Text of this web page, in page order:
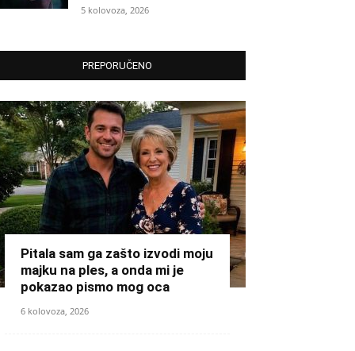
5 kolovoza, 2026
PREPORUČENO
Pitala sam ga zašto izvodi moju
majku na ples, a onda mi je
pokazao pismo mog oca
6 kolovoza, 2026